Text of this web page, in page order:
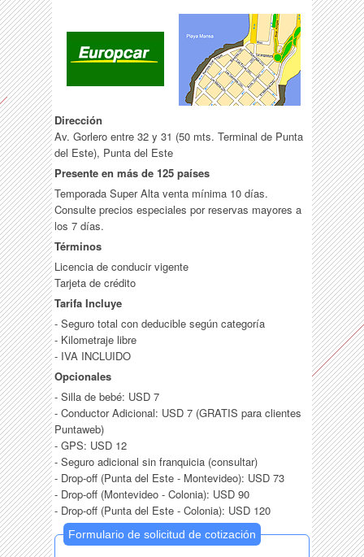
Dirección
Av. Gorlero entre 32 y 31 (50 mts. Terminal de Punta
del Este), Punta del Este
Presente en más de 125 países
Temporada Super Alta venta mínima 10 días.
Consulte precios especiales por reservas mayores a
los 7 días.
Términos
Licencia de conducir vigente
Tarjeta de crédito
Tarifa Incluye
- Seguro total con deducible según categoría
- Kilometraje libre
- IVA INCLUIDO
Opcionales
- Silla de bebé: USD 7
- Conductor Adicional: USD 7 (GRATIS para clientes
Puntaweb)
- GPS: USD 12
- Seguro adicional sin franquicia (consultar)
- Drop-off (Punta del Este - Montevideo): USD 73
- Drop-off (Montevideo - Colonia): USD 90
- Drop-off (Punta del Este - Colonia): USD 120
Formulario de solicitud de cotización